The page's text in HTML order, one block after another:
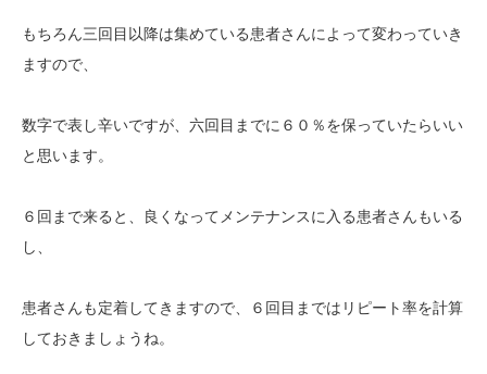
もちろん三回目以降は集めている患者さんによって変わっていき
ますので、
数字で表し辛いですが、六回目までに６０％を保っていたらいい
と思います。
６回まで来ると、良くなってメンテナンスに入る患者さんもいる
し、
患者さんも定着してきますので、６回目まではリピート率を計算
しておきましょうね。